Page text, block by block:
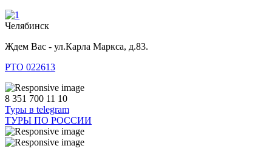
Челябинск
Ждем Вас - ул.Карла Маркса, д.83.
РТО 022613
8 351 700 11 10
Туры в telegram
ТУРЫ ПО РОССИИ